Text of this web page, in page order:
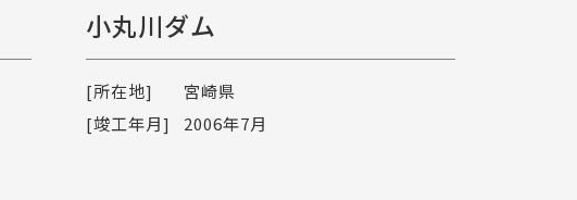
小丸川ダム
[所在地]
宮崎県
[竣工年月]
2006年7月